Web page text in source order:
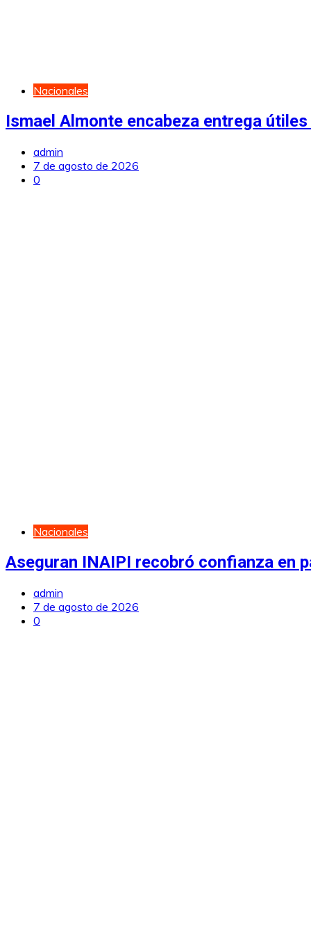
Nacionales
Ismael Almonte encabeza entrega
admin
7 de agosto de 2026
0
Nacionales
Aseguran INAIPI recobró confianza en
admin
7 de agosto de 2026
0